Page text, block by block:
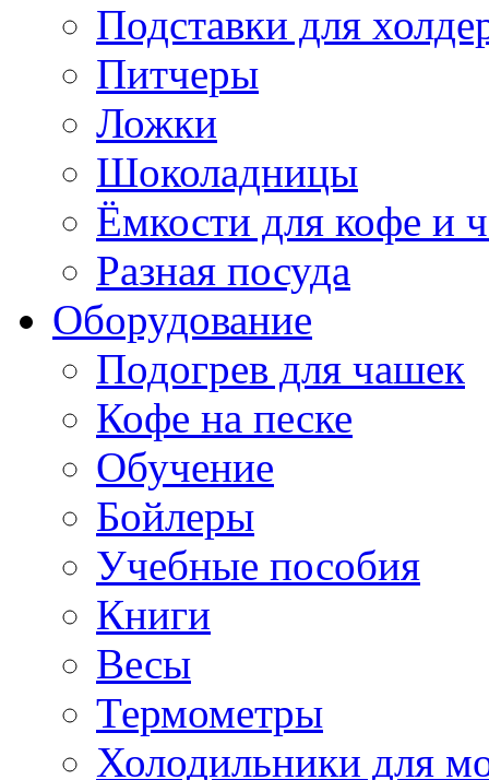
Подставки для
Питчеры
Ложки
Шоколадницы
Ёмкости для кофе и
Разная посуда
Оборудование
Подогрев для чашек
Кофе на песке
Обучение
Бойлеры
Учебные пособия
Книги
Весы
Термометры
Холодильники для